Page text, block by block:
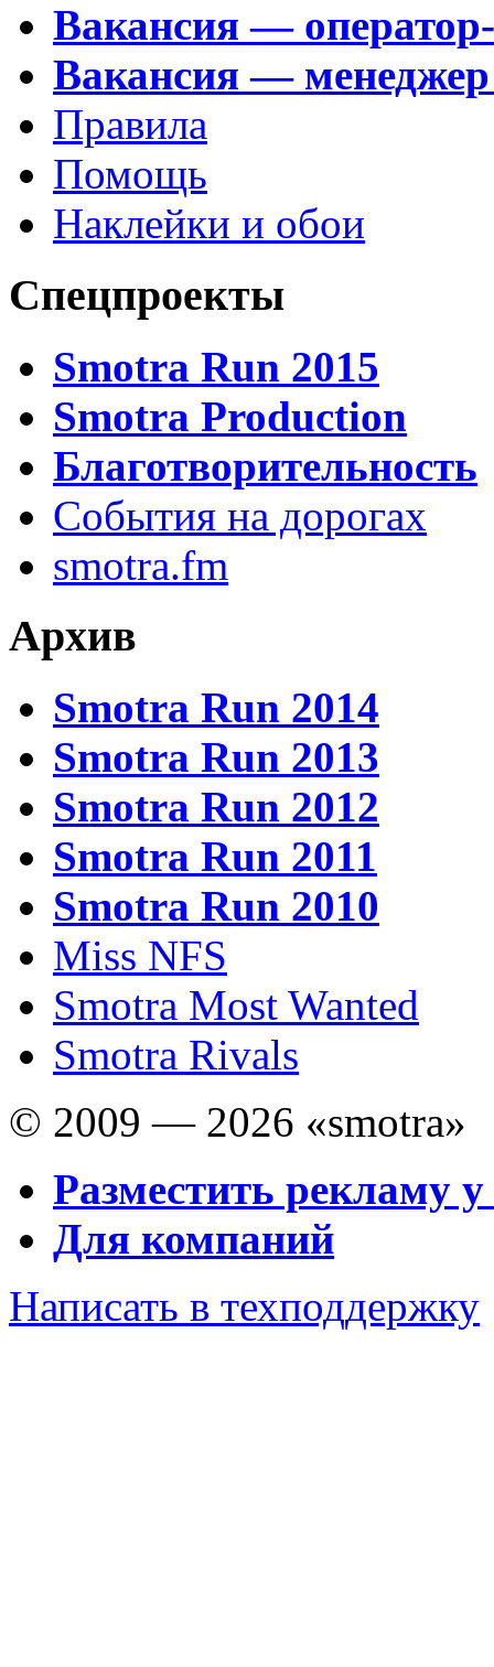
Вакансия —
Вакансия —
Правила
Помощь
Наклейки и обои
Спецпроекты
Smotra Run 2015
Smotra Production
Благотворительность
События на дорогах
smotra.fm
Архив
Smotra Run 2014
Smotra Run 2013
Smotra Run 2012
Smotra Run 2011
Smotra Run 2010
Miss NFS
Smotra Most Wanted
Smotra Rivals
© 2009 — 2026 «smotra»
Разместить рекламу у
Для компаний
Написать в техподдержку